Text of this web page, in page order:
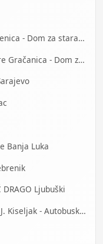
Starački dom Zenica - Dom za stare Zenica - Dom za stara lica Zenica
Starački dom Gračanica - Dom za stare Gračanica - Dom za stara lica Gračanica
Banja Luka
Ljubuški
Centrotrans-Eurolines dd Sarajevo - P.J. Kiseljak - Autobuska stanica